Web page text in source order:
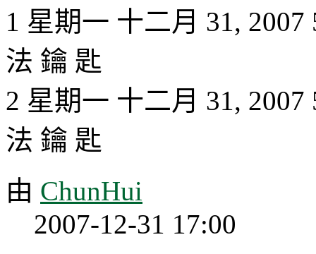
1 星期一 十二月 31,
法 鑰 匙
2 星期一 十二月 31,
法 鑰 匙
由 ChunHui
2007-12-31 17:00